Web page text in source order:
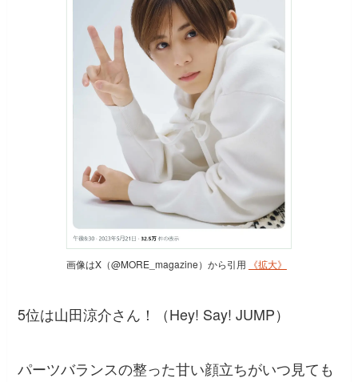
画像はX（@MORE_magazine）から引用 《拡大》
5位は山田涼介さん！（Hey! Say! JUMP）
パーツバランスの整った甘い顔立ちがいつ見ても